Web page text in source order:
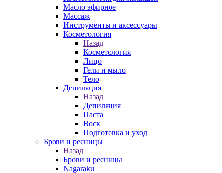
Масло эфирное
Массаж
Инструменты и аксессуары
Косметология
Назад
Косметология
Лицо
Гели и мыло
Тело
Депиляция
Назад
Депиляция
Паста
Воск
Подготовка и уход
Брови и ресницы
Назад
Брови и ресницы
Nagaraku